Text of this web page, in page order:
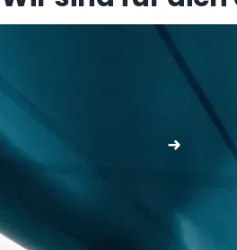
Jetzt kontaktieren